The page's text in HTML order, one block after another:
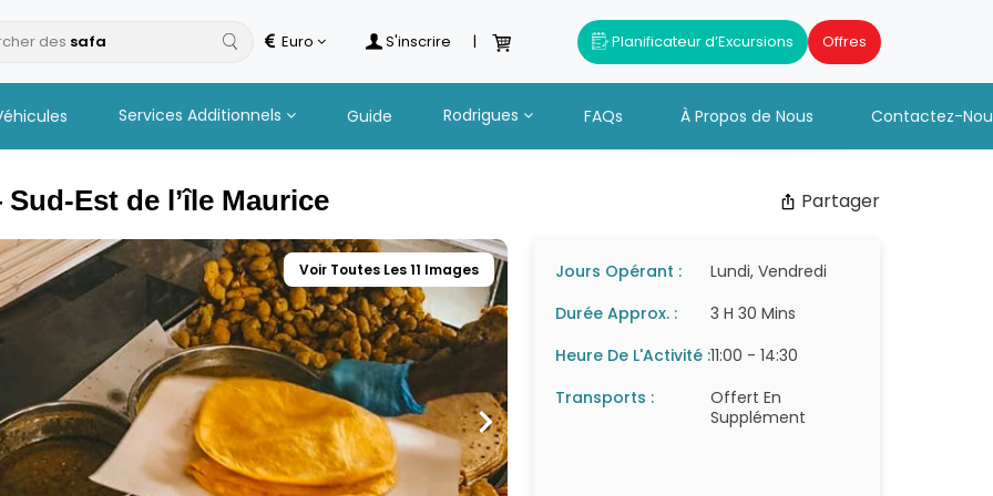
des Euro S'inscrire | Planificateur d’Excursions Offres
Services Additionnels Guide Rodrigues FAQs À Propos de Nous Contactez-
Est de l’île Maurice Partager
Voir Toutes Les 11 Images Jours Opérant :
Lundi, Vendredi
Durée Approx. :
3 H 30 Mins
Heure De L'Activité :11:00 - 14:30
Transports :
Offert En
Supplément